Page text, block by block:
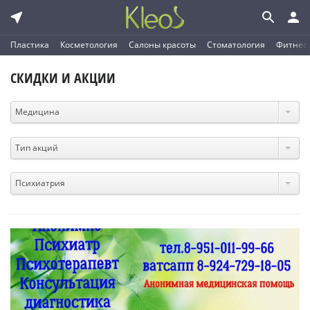
Пластика Косметология Салоны красоты Стоматология Фитнес
СКИДКИ И АКЦИИ
Медицина
Тип акций
Психиатрия